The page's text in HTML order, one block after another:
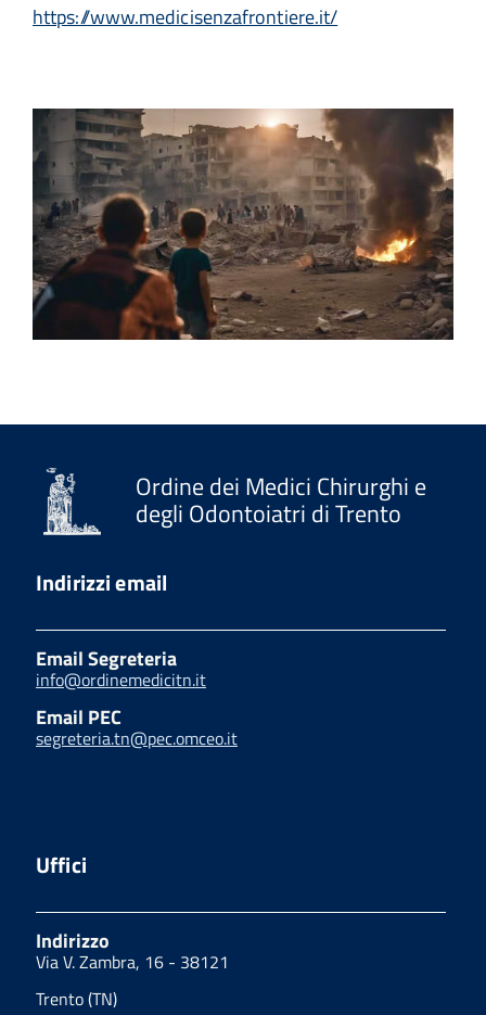
https://www.medicisenzafrontiere.it/
Ordine dei Medici Chirurghi e
degli Odontoiatri di Trento
Indirizzi email
Email Segreteria
info@ordinemedicitn.it
Email PEC
segreteria.tn@pec.omceo.it
Uffici
Indirizzo
Via V. Zambra, 16 - 38121
Trento (TN)